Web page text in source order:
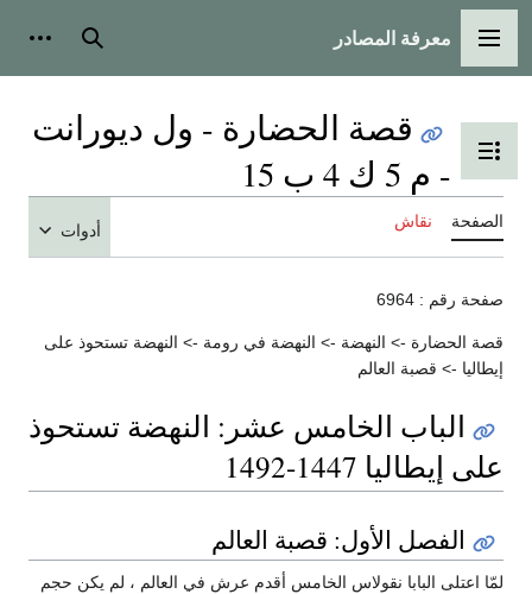
القائمة الرئيسية
معرفة المصادر بحث
تبديل عرض جدول المحتويات
قصة الحضارة - ول ديورانت
- م 5 ك 4 ب 15
الصفحة نقاش أدوات
صفحة رقم : 6964
قصة الحضارة -> النهضة -> النهضة في رومة -> النهضة تستحوذ على
إيطاليا -> قصبة العالم
الباب الخامس عشر: النهضة تستحوذ
على إيطاليا 1447-1492
الفصل الأول: قصبة العالم
لمّا اعتلى البابا نقولاس الخامس أقدم عرش في العالم ، لم يكن حجم